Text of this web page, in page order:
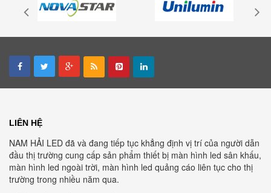
LIÊN HỆ
NAM HẢI LED đã và đang tiếp tục khẳng định vị trí của người dẫn
đầu thị trường cung cấp sản phẩm thiết bị màn hình led sân khấu,
màn hình led ngoài trời, màn hình led quảng cáo liên tục cho thị
trường trong nhiều năm qua.